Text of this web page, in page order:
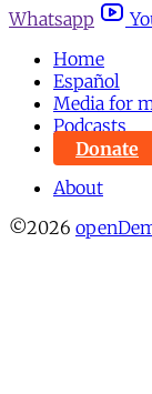
Whatsapp
Home
Español
Media for
Podcasts
Donate
About
©2026